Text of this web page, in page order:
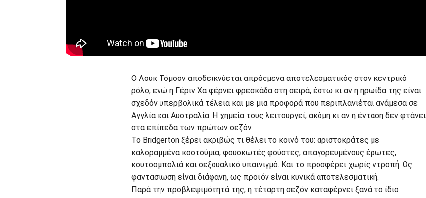
Ο Λουκ Τόμσον αποδεικνύεται απρόσμενα αποτελεσματικός στον κεντρικό
ρόλο, ενώ η Γέριν Χα φέρνει φρεσκάδα στη σειρά, έστω κι αν η ηρωίδα της είναι
σχεδόν υπερβολικά τέλεια και με μια προφορά που περιπλανιέται ανάμεσα σε
Αγγλία και Αυστραλία. Η χημεία τους λειτουργεί, ακόμη κι αν η ένταση δεν φτάνει
στα επίπεδα των πρώτων σεζόν.
Το Bridgerton ξέρει ακριβώς τι θέλει το κοινό του: αριστοκράτες με
καλοραμμένα κοστούμια, φουσκωτές φούστες, απαγορευμένους έρωτες,
κουτσομπολιά και σεξουαλικό υπαινιγμό. Και το προσφέρει χωρίς ντροπή. Ως
φαντασίωση είναι διάφανη, ως προϊόν είναι κυνικά αποτελεσματική.
Παρά την προβλεψιμότητά της, η τέταρτη σεζόν καταφέρνει ξανά το ίδιο